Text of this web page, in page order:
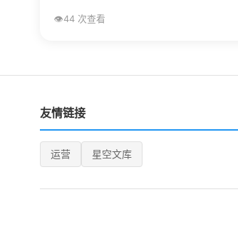
👁️44 次查看
友情链接
运营 星空文库